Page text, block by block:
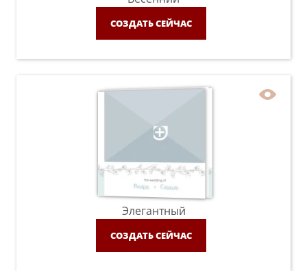
СОЗДАТЬ СЕЙЧАС
Элегантный
СОЗДАТЬ СЕЙЧАС